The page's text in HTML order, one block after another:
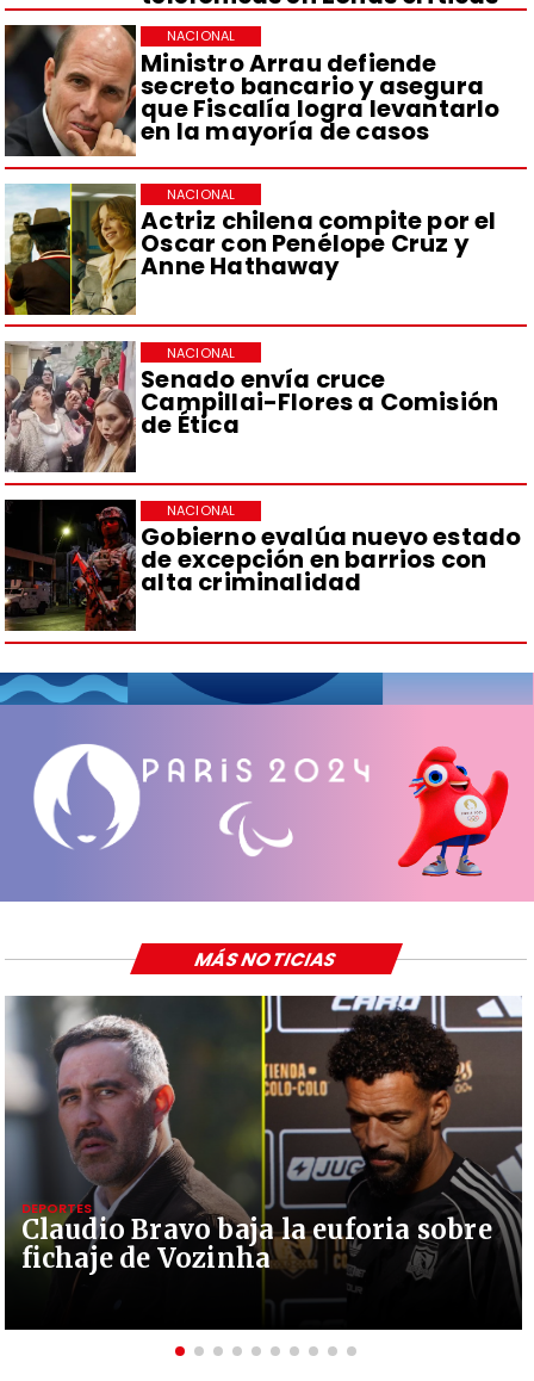
Ministro Arrau defiende
secreto bancario y asegura
que Fiscalía logra levantarlo
en la mayoría de casos
NACIONAL
Actriz chilena compite por el
Oscar con Penélope Cruz y
Anne Hathaway
NACIONAL
Senado envía cruce
Campillai-Flores a Comisión
de Ética
NACIONAL
Gobierno evalúa nuevo estado
de excepción en barrios con
alta criminalidad
NACIONAL
Claudio Bravo baja la euforia sobre
fichaje de Vozinha
DEPORTES
MÁS NOTICIAS